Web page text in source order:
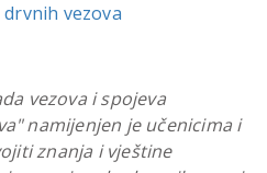
vezova
vezova i spojeva
namijenjen je učenicima i
znanja i vještine